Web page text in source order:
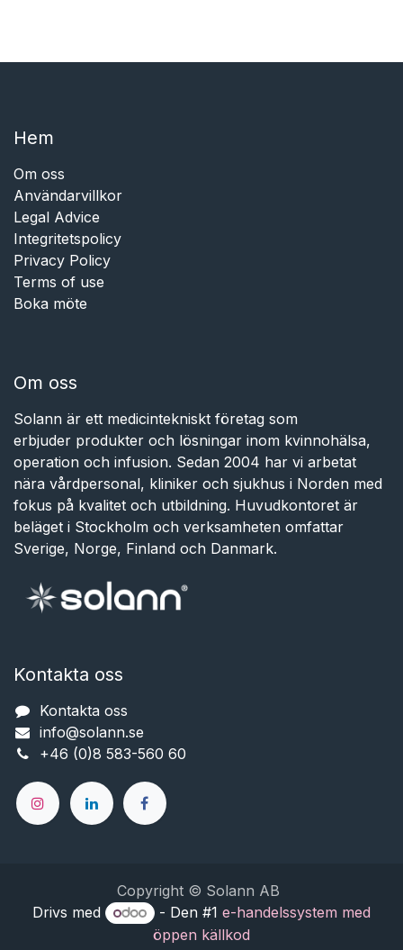
Hem​​
Om oss
Användarvillkor
Legal Advice
Integritetspolicy
Privacy Policy
Terms of use
Boka möte
Om oss
Solann är ett medicintekniskt företag som
erbjuder produkter och lösningar inom kvinnohälsa,
operation och infusion. Sedan 2004 har vi arbetat
nära vårdpersonal, kliniker och sjukhus i Norden med
fokus på kvalitet och utbildning. Huvudkontoret är
beläget i Stockholm och verksamheten omfattar
Sverige, Norge, Finland och Danmark.
Kontakta oss
Kontakta oss
info@solann.se​​​​​​
+46 (0)8 583-560 60
Copyright © Solann AB
Drivs med
- Den #1 e-handelssystem med
öppen källkod